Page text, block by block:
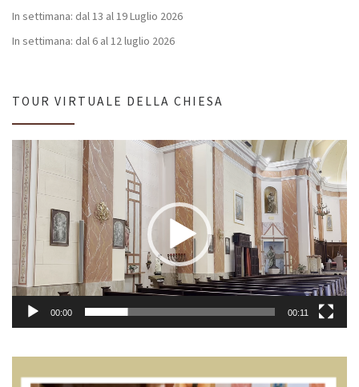
In settimana: dal 13 al 19 Luglio 2026
In settimana: dal 6 al 12 luglio 2026
TOUR VIRTUALE DELLA CHIESA
Video
Player
00:00 00:11